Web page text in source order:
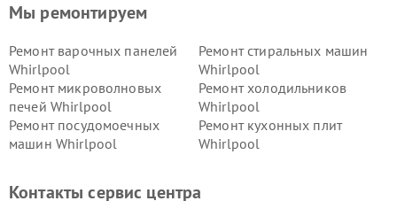
Мы ремонтируем
Ремонт варочных панелей
Whirlpool
Ремонт стиральных машин
Whirlpool
Ремонт микроволновых
печей Whirlpool
Ремонт холодильников
Whirlpool
Ремонт посудомоечных
машин Whirlpool
Ремонт кухонных плит
Whirlpool
Контакты сервис центра